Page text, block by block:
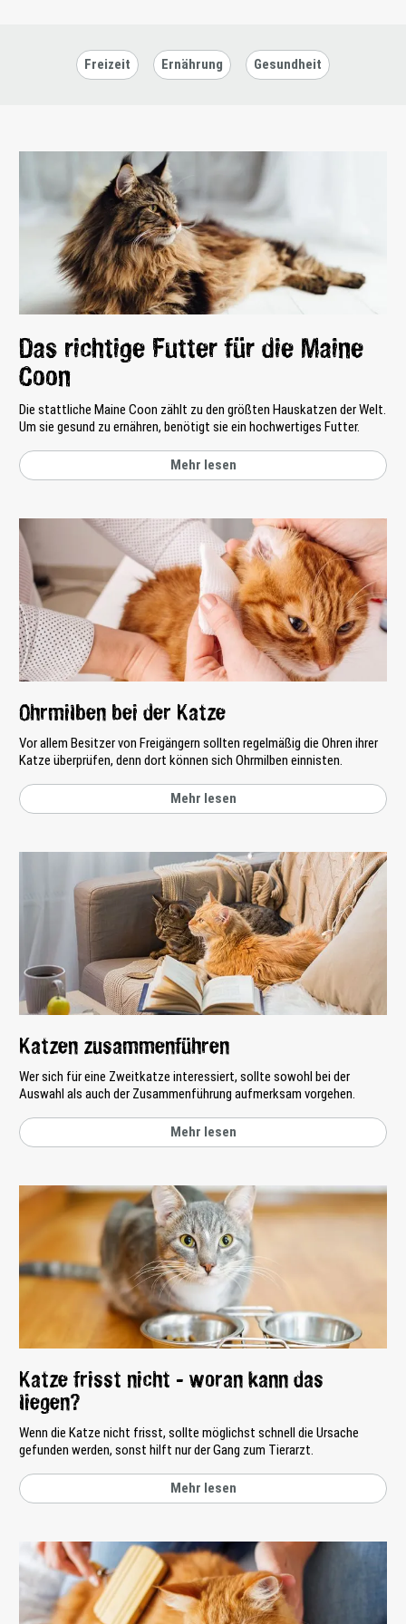
Freizeit Ernährung Gesundheit
Das richtige Futter für die Maine
Coon
Die stattliche Maine Coon zählt zu den größten Hauskatzen der Welt.
Um sie gesund zu ernähren, benötigt sie ein hochwertiges Futter.
Mehr lesen
Ohrmilben bei der Katze
Vor allem Besitzer von Freigängern sollten regelmäßig die Ohren ihrer
Katze überprüfen, denn dort können sich Ohrmilben einnisten.
Mehr lesen
Katzen zusammenführen
Wer sich für eine Zweitkatze interessiert, sollte sowohl bei der
Auswahl als auch der Zusammenführung aufmerksam vorgehen.
Mehr lesen
Katze frisst nicht - woran kann das
liegen?
Wenn die Katze nicht frisst, sollte möglichst schnell die Ursache
gefunden werden, sonst hilft nur der Gang zum Tierarzt.
Mehr lesen